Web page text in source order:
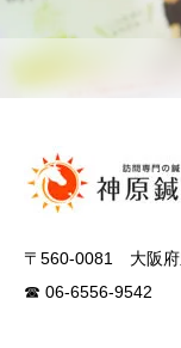
〒560-0081 大阪府
☎ 06-6556-9542